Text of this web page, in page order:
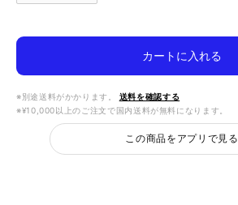
カートに入れる
※別途送料がかかります。
送料を確認する
※¥10,000以上のご注文で国内送料が無料になります。
この商品をアプリで見る